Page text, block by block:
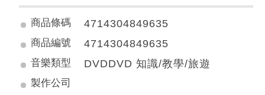
商品條碼 4714304849635
商品編號 4714304849635
音樂類型 DVDDVD 知識/教學/旅遊
製作公司